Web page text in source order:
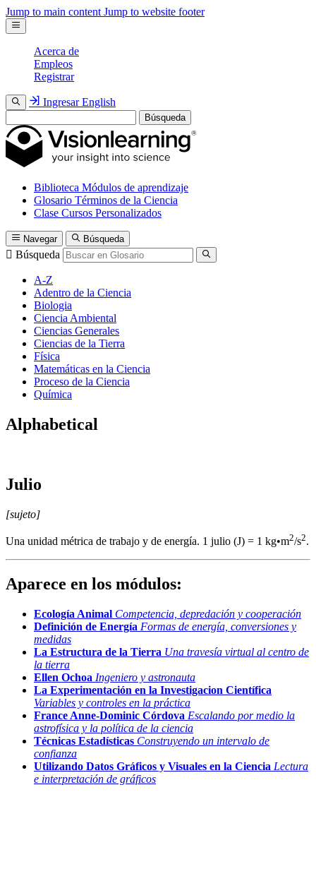
Jump to main content Jump to website footer
Acerca de
Empleos
Registrar
Ingresar English
Búsqueda
Biblioteca Módulos de aprendizaje
Glosario Términos de la Ciencia
Clase Cursos Personalizados
Navegar Búsqueda
Búsqueda
A-Z
Adentro de la Ciencia
Biologia
Ciencia Ambiental
Ciencias Generales
Ciencias de la Tierra
Física
Matemáticas en la Ciencia
Proceso de la Ciencia
Química
Alphabetical
Julio
[sujeto]
Una unidad métrica de trabajo y de energía. 1 julio (J) = 1 kg•m2/s2.
Aparece en los módulos:
Ecología Animal Competencia, depredación y cooperación
Definición de Energía Formas de energía, conversiones y
medidas
La Estructura de la Tierra Una travesía virtual al centro de
la tierra
Ellen Ochoa Ingeniero y astronauta
La Experimentación en la Investigacion Científica
Variables y controles en la práctica
France Anne-Dominic Córdova Escalando por medio la
astrofísica y la política de la ciencia
Técnicas Estadísticas Construyendo un intervalo de
confianza
Utilizando Datos Gráficos y Visuales en la Ciencia Lectura
e interpretación de gráficos